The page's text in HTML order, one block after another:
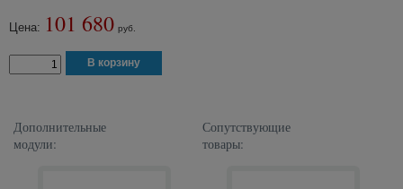
Цена: 101 680 руб.
Дополнительные
модули:
Сопутствующие
товары: